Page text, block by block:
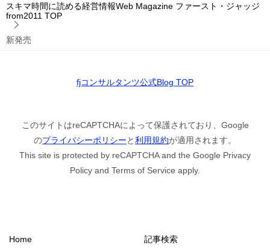
スキマ時間に読める経営情報Web Magazine ファースト・ジャッジ
from2011 TOP
新発売
fjコンサルタンツ公式Blog TOP
このサイトはreCAPTCHAによって保護されており、Google
のプライバシーポリシーと利用規約が適用されます。
This site is protected by reCAPTCHA and the Google Privacy
Policy and Terms of Service apply.
Home 記事検索